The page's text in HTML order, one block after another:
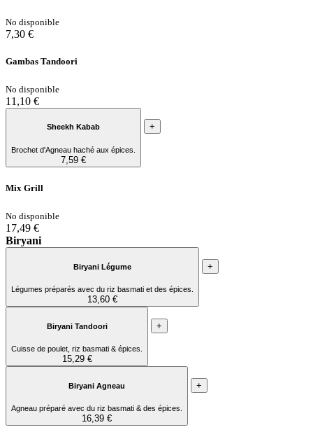
No disponible
7,30 €
Gambas Tandoori
No disponible
11,10 €
Sheekh Kabab
Brochet d'Agneau haché aux épices.
7,59 €
+
Mix Grill
No disponible
17,49 €
Biryani
Biryani Légume
Légumes préparés avec du riz basmati et des épices.
13,60 €
+
Biryani Tandoori
Cuisse de poulet, riz basmati & épices.
15,29 €
+
Biryani Agneau
Agneau préparé avec du riz basmati & des épices.
16,39 €
+